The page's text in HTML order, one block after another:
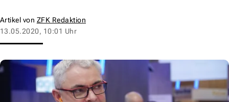
Artikel von ZFK Redaktion
13.05.2020, 10:01 Uhr